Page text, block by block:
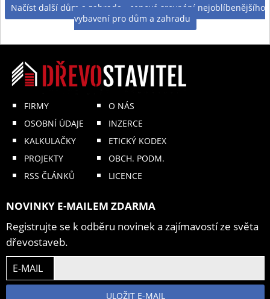
Načíst další dům a zahrada - cenové srovnání nejoblíbenějšího
vybavení pro dům a zahradu
FIRMY
OSOBNÍ ÚDAJE
KALKULAČKY
PROJEKTY
RSS ČLÁNKŮ
O NÁS
INZERCE
ETICKÝ KODEX
OBCH. PODM.
LICENCE
NOVINKY E-MAILEM ZDARMA
Registrujte se k odběru novinek a zajímavostí ze světa
dřevostaveb.
E-MAIL
ULOŽIT E-MAIL